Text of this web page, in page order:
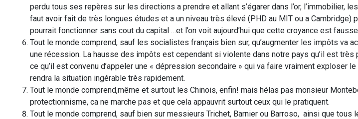
perdu tous ses repères sur les directions a prendre et allant s’égarer dans l’or, l’immobilier,
faut avoir fait de très longues études et a un niveau très élevé (PHD au MIT ou a Cambridge)
pourrait fonctionner sans cout du capital …et l’on voit aujourd’hui que cette croyance est
Tout le monde comprend, sauf les socialistes français bien sur, qu’augmenter les impôts va
une récession. La hausse des impôts est cependant si violente dans notre pays qu’il est très
ce qu’il est convenu d’appeler une « dépression secondaire » qui va faire vraiment exploser
rendra la situation ingérable très rapidement.
Tout le monde comprend,même et surtout les Chinois, enfin! mais hélas pas monsieur
protectionnisme, ca ne marche pas et que cela appauvrit surtout ceux qui le pratiquent.
Tout le monde comprend, sauf bien sur messieurs Trichet, Barnier ou Barroso, ainsi que tous